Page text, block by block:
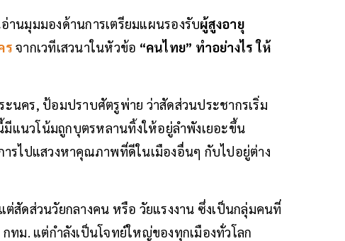
านมุมมองด้านการเตรียมแผนรองรับผู้สูงอายุ
ร จากเวทีเสวนาในหัวข้อ “คนไทย” ทำอย่างไร ให้
นคร, ป้อมปราบศัตรูพ่าย ว่าสัดส่วนประชากรเริ่ม
มีแนวโน้มถูกบุตรหลานทิ้งให้อยู่ลำพังเยอะขึ้น
รไปแสวงหาคุณภาพที่ดีในเมืองอื่นๆ กับไปอยู่ต่าง
สัดส่วนวัยกลางคน หรือ วัยแรงงาน ซึ่งเป็นกลุ่มคนที่
ม. แต่กำลังเป็นโจทย์ใหญ่ของทุกเมืองทั่วโลก